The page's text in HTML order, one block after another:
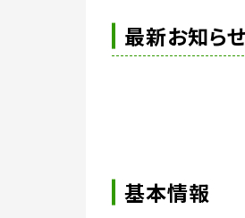
最新お知らせ
基本情報